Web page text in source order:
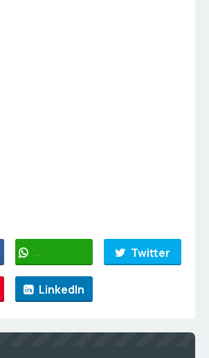
WhatsApp Twitter
LinkedIn